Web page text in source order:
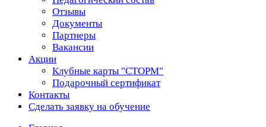
Отзывы
Документы
Партнеры
Вакансии
Акции
Клубные карты "СТОРМ"
Подарочный сертификат
Контакты
Сделать заявку на обучение